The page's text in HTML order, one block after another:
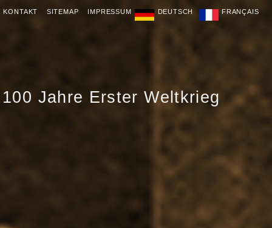
KONTAKT SITEMAP IMPRESSUM DEUTSCH FRANÇAIS
.
100 Jahre Erster Weltkrieg